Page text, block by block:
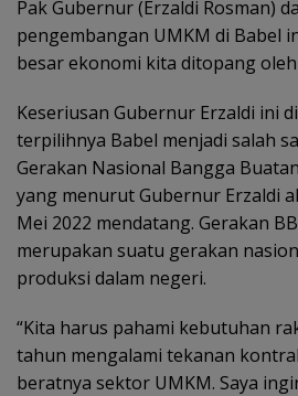
Pak Gubernur (Erzaldi Rosman)
pengembangan UMKM di Babel
besar ekonomi kita ditopang oleh
Keseriusan Gubernur Erzaldi ini
terpilihnya Babel menjadi salah
Gerakan Nasional Bangga
yang menurut Gubernur Erzaldi
Mei 2022 mendatang. Gerakan
merupakan suatu gerakan
produksi dalam negeri.
“Kita harus pahami kebutuhan
tahun mengalami tekanan
beratnya sektor UMKM. Saya